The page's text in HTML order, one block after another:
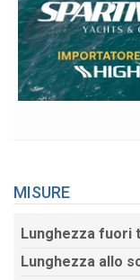
MISURE
Lunghezza fuori
Lunghezza allo